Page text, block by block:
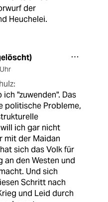
der
Heuchelei.
"zuwenden". Das
politische Probleme,
ich gar nicht
mit der Maidan
sich das Volk für
an den Westen und
Und sich
Schritt nach
und Leid durch